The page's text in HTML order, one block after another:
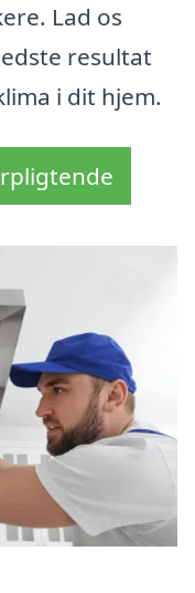
Lad os
resultat
i dit hjem.